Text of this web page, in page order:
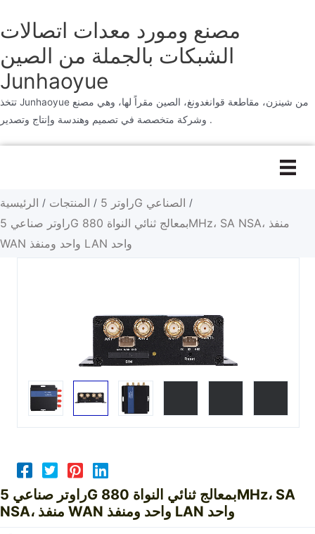
مصنع ومورد معدات اتصالات
الشبكات بالجملة من الصين
Junhaoyue
تتخذ Junhaoyue من شينزن، مقاطعة قوانغدونغ، الصين مقراً لها، وهي مصنع
وشركة متخصصة في تصميم وهندسة وإنتاج وتصدير .
الرئيسية / المنتجات / راوتر 5G الصناعي /
راوتر صناعي 5G بمعالج ثنائي النواة 880MHz، SA NSA، منفذ
WAN واحد ومنفذ LAN واحد
راوتر صناعي 5G بمعالج ثنائي النواة 880MHz، SA
NSA، منفذ WAN واحد ومنفذ LAN واحد